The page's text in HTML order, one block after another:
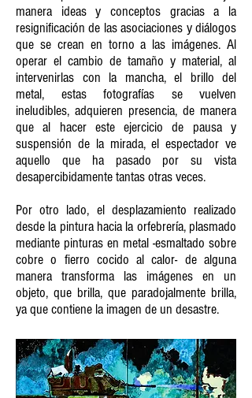
manera ideas y conceptos gracias a la
resignificación de las asociaciones y diálogos
que se crean en torno a las imágenes. Al
operar el cambio de tamaño y material, al
intervenirlas con la mancha, el brillo del
metal, estas fotografías se vuelven
ineludibles, adquieren presencia, de manera
que al hacer este ejercicio de pausa y
suspensión de la mirada, el espectador ve
aquello que ha pasado por su vista
desapercibidamente tantas otras veces.
Por otro lado, el desplazamiento realizado
desde la pintura hacia la orfebrería, plasmado
mediante pinturas en metal -esmaltado sobre
cobre o fierro cocido al calor- de alguna
manera transforma las imágenes en un
objeto, que brilla, que paradojalmente brilla,
ya que contiene la imagen de un desastre.